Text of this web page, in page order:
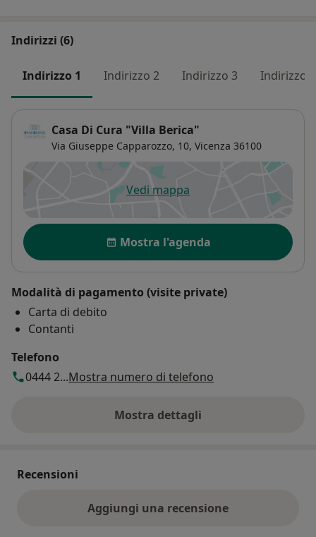
Indirizzi (6)
Indirizzo 1 Indirizzo 2 Indirizzo 3 Indirizzo 4
Casa Di Cura "Villa Berica"
Via Giuseppe Capparozzo, 10, Vicenza 36100
Vedi mappasi apre in una nuova scheda
Disponibilità
Mostra l'agenda
Modalità di pagamento (visite private)
Carta di debito
Contanti
Telefono
0444 2...Mostra numero di telefono
Mostra dettagli
sull'indirizzo
Recensioni
Aggiungi una recensione